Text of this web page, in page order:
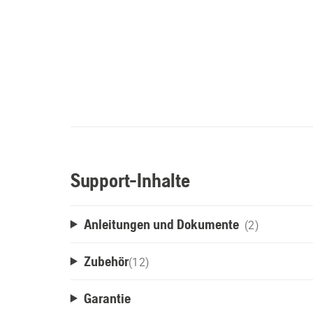
Support-Inhalte
Anleitungen und Dokumente (2)
Zubehör(12)
Garantie